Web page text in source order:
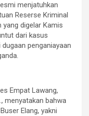
menjatuhkan
Reserse Kriminal
digelar Kamis
dari kasus
penganiayaan
Empat Lawang,
menyatakan bahwa
Elang, yakni